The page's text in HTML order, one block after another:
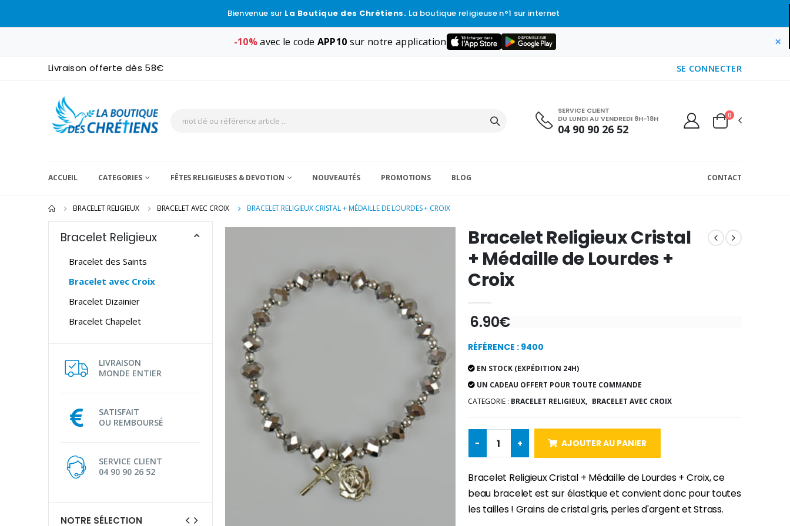
Bienvenue sur La Boutique des Chrétiens. La boutique religieuse n°1 sur internet
-10%avec le code APP10 sur notre application ×
Livraison offerte dès 58€ SE CONNECTER
SERVICE CLIENT
DU LUNDI AU VENDREDI 8H-18H
04 90 90 26 52
0
ACCUEIL CATEGORIES FÊTES RELIGIEUSES & DEVOTION NOUVEAUTÉS PROMOTIONS BLOG CONTACT
BRACELET RELIGIEUX BRACELET AVEC CROIX BRACELET RELIGIEUX CRISTAL + MÉDAILLE DE LOURDES + CROIX
Bracelet Religieux
Bracelet des Saints
Bracelet avec Croix
Bracelet Dizainier
Bracelet Chapelet
LIVRAISON
MONDE ENTIER
SATISFAIT
OU REMBOURSÉ
SERVICE CLIENT
04 90 90 26 52
NOTRE SÉLECTION
Bracelet Religieux Cristal
+ Médaille de Lourdes +
Croix
6.90€
RÉFÉRENCE : 9400
EN STOCK (EXPÉDITION 24H)
UN CADEAU OFFERT POUR TOUTE COMMANDE
CATEGORIE : BRACELET RELIGIEUX, BRACELET AVEC CROIX
- + AJOUTER AU PANIER
Bracelet Religieux Cristal + Médaille de Lourdes + Croix, ce
beau bracelet est sur élastique et convient donc pour toutes
les tailles ! Grains de cristal gris, perles d'argent et Strass.